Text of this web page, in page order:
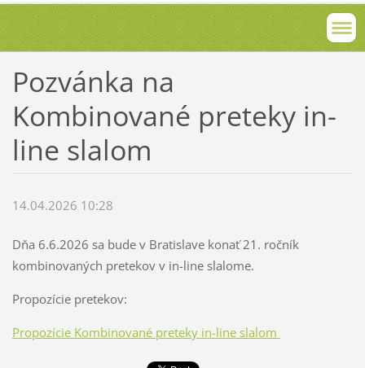
Pozvánka na
Kombinované preteky in-
line slalom
14.04.2026 10:28
Dňa 6.6.2026 sa bude v Bratislave konať 21. ročník
kombinovaných pretekov v in-line slalome.
Propozície pretekov:
Propozície Kombinované preteky in-line slalom